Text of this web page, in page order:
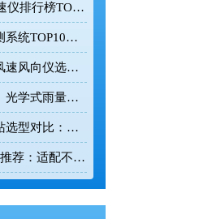
2026年便携式流速仪排行榜TOP10：采购前必看的实力榜单
排水管网水质监测系统TOP10推荐榜单
迷你三维无人机风速风向仪选型：云境天合TH-F1H助力空中风场监测
翻斗式、称重式、光学式雨量计精度大横评：哪种雨量计测量最准？
超声波自动气象站选型对比：云境天合 TH-CQX6 与天蔚 TW-CQX5 推荐
电子水尺3种型号推荐：适配不同水深监测场景